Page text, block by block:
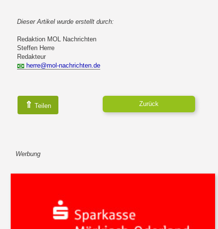
Dieser Artikel wurde erstellt durch:
Redaktion MOL Nachrichten
Steffen Herre
Redakteur
herre@mol-nachrichten.de
⇑ Teilen Zurück
Werbung